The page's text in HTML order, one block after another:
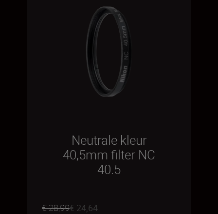
Neutrale kleur
40,5mm filter NC
40.5
€ 28,99€ 24,64